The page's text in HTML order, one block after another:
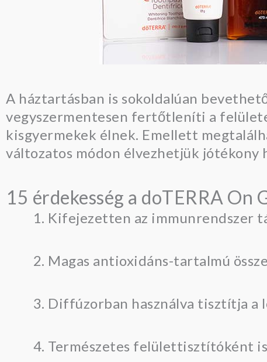
A háztartásban is sokoldalúan
vegyszermentesen fertőtleníti a
kisgyermekek élnek. Emellett
változatos módon élvezhetjük jótékony
15 érdekesség a doTERRA
Kifejezetten az immunrendszer
Magas antioxidáns-tartalmú
Diffúzorban használva tisztítja a
Természetes felülettisztítóként